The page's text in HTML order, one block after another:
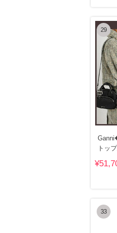
29
トッ
33